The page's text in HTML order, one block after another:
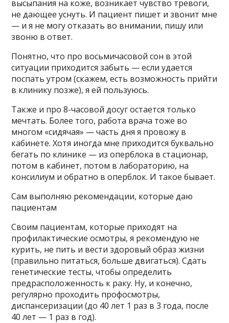
высыпания на коже, возникает чувство тревоги,
не дающее уснуть. И пациент пишет и звонит мне
— и я не могу отказать во внимании, пишу или
звоню в ответ.
Понятно, что про восьмичасовой сон в этой
ситуации приходится забыть — если удается
поспать утром (скажем, есть возможность прийти
в клинику позже), я ей пользуюсь.
Также и про 8-часовой досуг остается только
мечтать. Более того, работа врача тоже во
многом «сидячая» — часть дня я провожу в
кабинете. Хотя иногда мне приходится буквально
бегать по клинике — из оперблока в стационар,
потом в кабинет, потом в лабораторию, на
консилиум и обратно в оперблок. И такое бывает.
Сам выполняю рекомендации, которые даю
пациентам
Своим пациентам, которые приходят на
профилактические осмотры, я рекомендую не
курить, не пить и вести здоровый образ жизни
(правильно питаться, больше двигаться). Сдать
генетические тесты, чтобы определить
предрасположенность к раку. Ну, и конечно,
регулярно проходить профосмотры,
диспансеризации (до 40 лет 1 раз в 3 года, после
40 лет — 1 раз в год).